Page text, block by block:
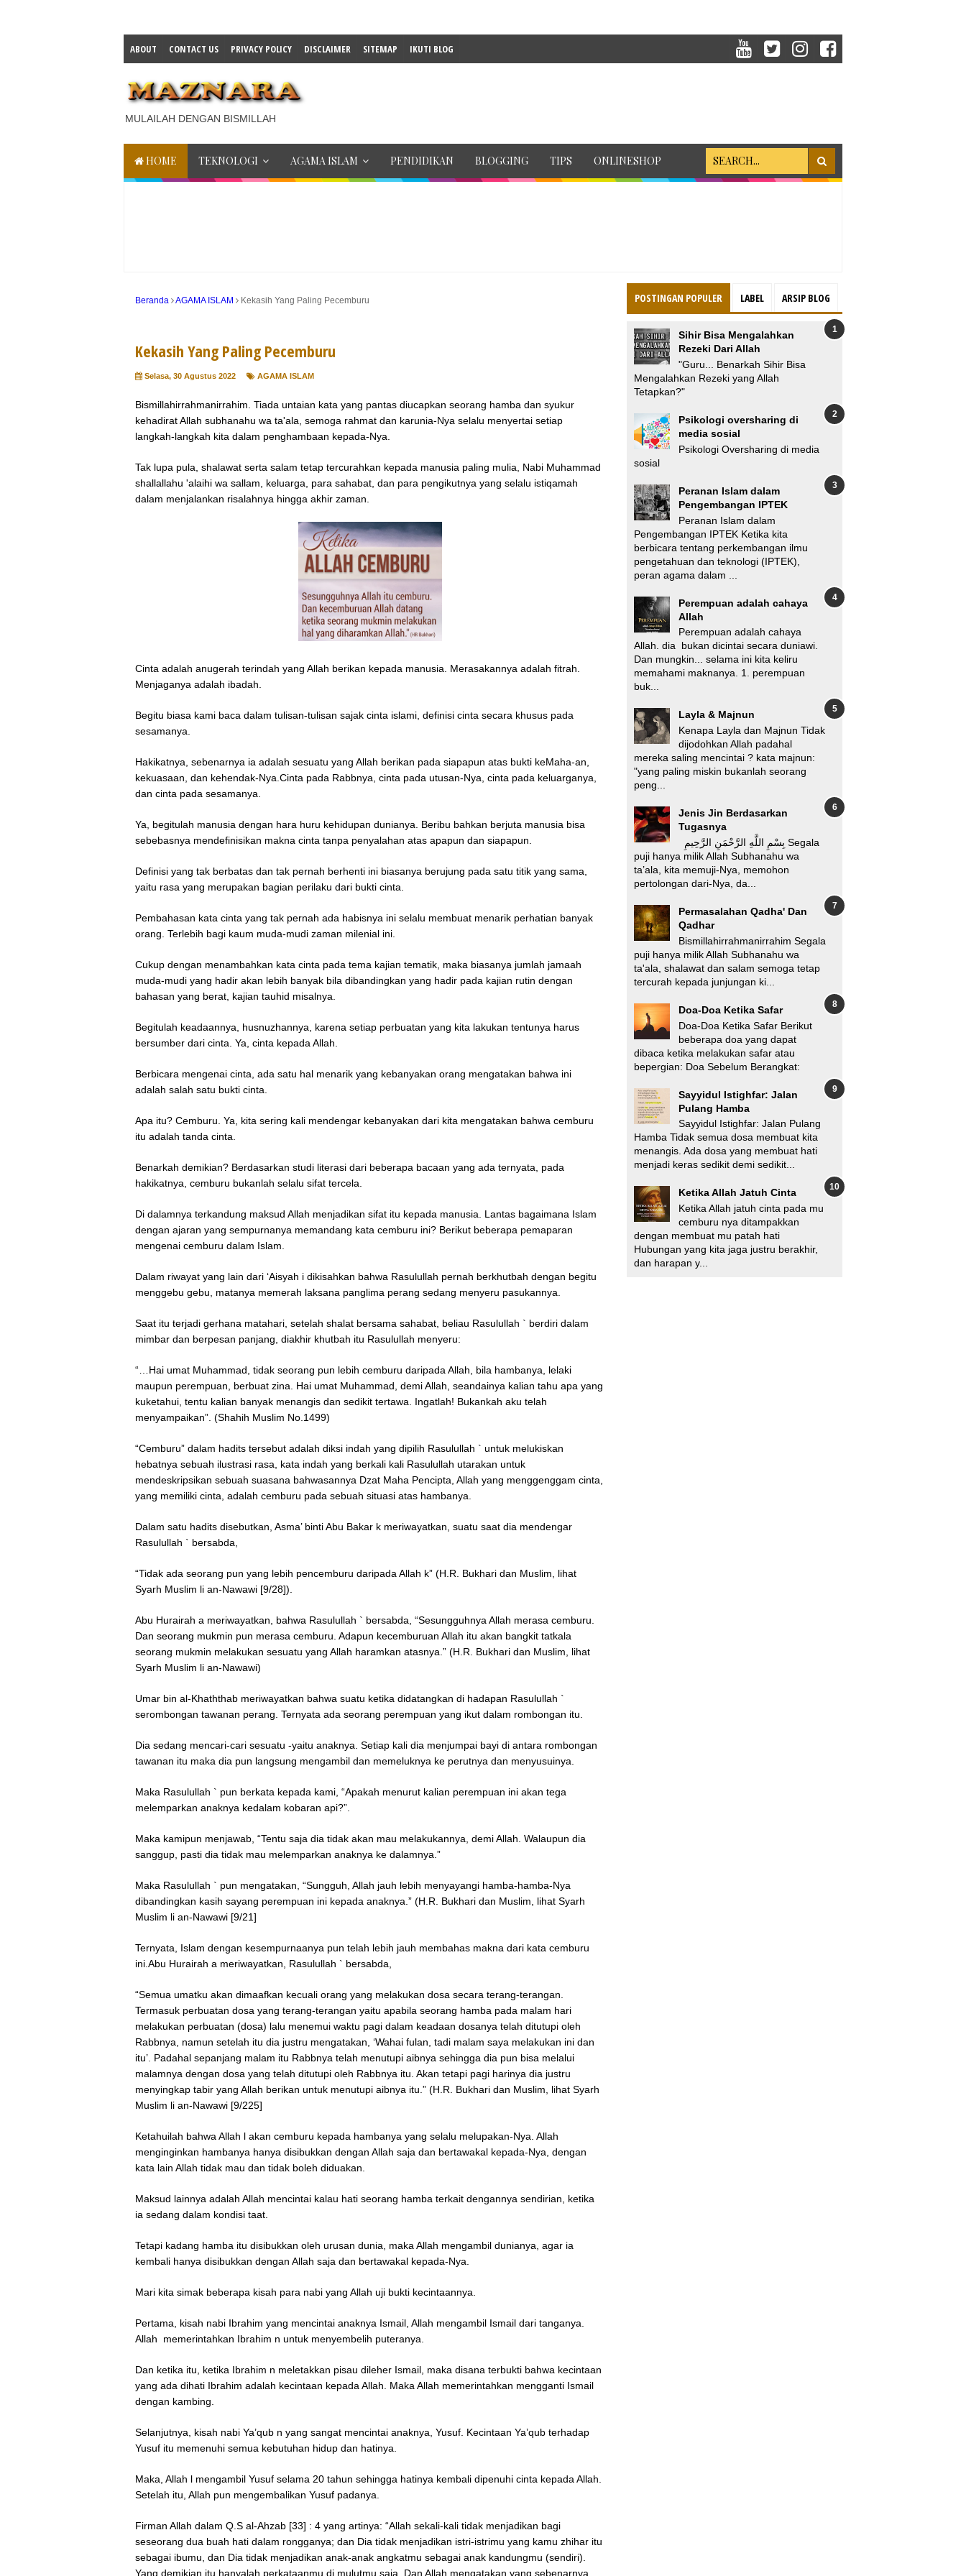
ABOUT CONTACT US PRIVACY POLICY DISCLAIMER SITEMAP IKUTI BLOG
MULAILAH DENGAN BISMILLAH
HOME TEKNOLOGI AGAMA ISLAM PENDIDIKAN BLOGGING TIPS ONLINESHOP
Beranda AGAMA ISLAM Kekasih Yang Paling Pecemburu
Kekasih Yang Paling Pecemburu
Selasa, 30 Agustus 2022 AGAMA ISLAM
Bismillahirrahmanirrahim. Tiada untaian kata yang pantas diucapkan seorang hamba dan syukur
kehadirat Allah subhanahu wa ta'ala, semoga rahmat dan karunia-Nya selalu menyertai setiap
langkah-langkah kita dalam penghambaan kepada-Nya.
Tak lupa pula, shalawat serta salam tetap tercurahkan kepada manusia paling mulia, Nabi Muhammad
shallallahu 'alaihi wa sallam, keluarga, para sahabat, dan para pengikutnya yang selalu istiqamah
dalam menjalankan risalahnya hingga akhir zaman.
Cinta adalah anugerah terindah yang Allah berikan kepada manusia. Merasakannya adalah fitrah.
Menjaganya adalah ibadah.
Begitu biasa kami baca dalam tulisan-tulisan sajak cinta islami, definisi cinta secara khusus pada
sesamanya.
Hakikatnya, sebenarnya ia adalah sesuatu yang Allah berikan pada siapapun atas bukti keMaha-an,
kekuasaan, dan kehendak-Nya.Cinta pada Rabbnya, cinta pada utusan-Nya, cinta pada keluarganya,
dan cinta pada sesamanya.
Ya, begitulah manusia dengan hara huru kehidupan dunianya. Beribu bahkan berjuta manusia bisa
sebebasnya mendefinisikan makna cinta tanpa penyalahan atas apapun dan siapapun.
Definisi yang tak berbatas dan tak pernah berhenti ini biasanya berujung pada satu titik yang sama,
yaitu rasa yang merupakan bagian perilaku dari bukti cinta.
Pembahasan kata cinta yang tak pernah ada habisnya ini selalu membuat menarik perhatian banyak
orang. Terlebih bagi kaum muda-mudi zaman milenial ini.
Cukup dengan menambahkan kata cinta pada tema kajian tematik, maka biasanya jumlah jamaah
muda-mudi yang hadir akan lebih banyak bila dibandingkan yang hadir pada kajian rutin dengan
bahasan yang berat, kajian tauhid misalnya.
Begitulah keadaannya, husnuzhannya, karena setiap perbuatan yang kita lakukan tentunya harus
bersumber dari cinta. Ya, cinta kepada Allah.
Berbicara mengenai cinta, ada satu hal menarik yang kebanyakan orang mengatakan bahwa ini
adalah salah satu bukti cinta.
Apa itu? Cemburu. Ya, kita sering kali mendengar kebanyakan dari kita mengatakan bahwa cemburu
itu adalah tanda cinta.
Benarkah demikian? Berdasarkan studi literasi dari beberapa bacaan yang ada ternyata, pada
hakikatnya, cemburu bukanlah selalu sifat tercela.
Di dalamnya terkandung maksud Allah menjadikan sifat itu kepada manusia. Lantas bagaimana Islam
dengan ajaran yang sempurnanya memandang kata cemburu ini? Berikut beberapa pemaparan
mengenai cemburu dalam Islam.
Dalam riwayat yang lain dari ‘Aisyah i dikisahkan bahwa Rasulullah pernah berkhutbah dengan begitu
menggebu gebu, matanya memerah laksana panglima perang sedang menyeru pasukannya.
Saat itu terjadi gerhana matahari, setelah shalat bersama sahabat, beliau Rasulullah ` berdiri dalam
mimbar dan berpesan panjang, diakhir khutbah itu Rasulullah menyeru:
“…Hai umat Muhammad, tidak seorang pun lebih cemburu daripada Allah, bila hambanya, lelaki
maupun perempuan, berbuat zina. Hai umat Muhammad, demi Allah, seandainya kalian tahu apa yang
kuketahui, tentu kalian banyak menangis dan sedikit tertawa. Ingatlah! Bukankah aku telah
menyampaikan”. (Shahih Muslim No.1499)
“Cemburu” dalam hadits tersebut adalah diksi indah yang dipilih Rasulullah ` untuk melukiskan
hebatnya sebuah ilustrasi rasa, kata indah yang berkali kali Rasulullah utarakan untuk
mendeskripsikan sebuah suasana bahwasannya Dzat Maha Pencipta, Allah yang menggenggam cinta,
yang memiliki cinta, adalah cemburu pada sebuah situasi atas hambanya.
Dalam satu hadits disebutkan, Asma’ binti Abu Bakar k meriwayatkan, suatu saat dia mendengar
Rasulullah ` bersabda,
“Tidak ada seorang pun yang lebih pencemburu daripada Allah k” (H.R. Bukhari dan Muslim, lihat
Syarh Muslim li an-Nawawi [9/28]).
Abu Hurairah a meriwayatkan, bahwa Rasulullah ` bersabda, “Sesungguhnya Allah merasa cemburu.
Dan seorang mukmin pun merasa cemburu. Adapun kecemburuan Allah itu akan bangkit tatkala
seorang mukmin melakukan sesuatu yang Allah haramkan atasnya.” (H.R. Bukhari dan Muslim, lihat
Syarh Muslim li an-Nawawi)
Umar bin al-Khaththab meriwayatkan bahwa suatu ketika didatangkan di hadapan Rasulullah `
serombongan tawanan perang. Ternyata ada seorang perempuan yang ikut dalam rombongan itu.
Dia sedang mencari-cari sesuatu -yaitu anaknya. Setiap kali dia menjumpai bayi di antara rombongan
tawanan itu maka dia pun langsung mengambil dan memeluknya ke perutnya dan menyusuinya.
Maka Rasulullah ` pun berkata kepada kami, “Apakah menurut kalian perempuan ini akan tega
melemparkan anaknya kedalam kobaran api?”.
Maka kamipun menjawab, “Tentu saja dia tidak akan mau melakukannya, demi Allah. Walaupun dia
sanggup, pasti dia tidak mau melemparkan anaknya ke dalamnya.”
Maka Rasulullah ` pun mengatakan, “Sungguh, Allah jauh lebih menyayangi hamba-hamba-Nya
dibandingkan kasih sayang perempuan ini kepada anaknya.” (H.R. Bukhari dan Muslim, lihat Syarh
Muslim li an-Nawawi [9/21]
Ternyata, Islam dengan kesempurnaanya pun telah lebih jauh membahas makna dari kata cemburu
ini.Abu Hurairah a meriwayatkan, Rasulullah ` bersabda,
“Semua umatku akan dimaafkan kecuali orang yang melakukan dosa secara terang-terangan.
Termasuk perbuatan dosa yang terang-terangan yaitu apabila seorang hamba pada malam hari
melakukan perbuatan (dosa) lalu menemui waktu pagi dalam keadaan dosanya telah ditutupi oleh
Rabbnya, namun setelah itu dia justru mengatakan, ‘Wahai fulan, tadi malam saya melakukan ini dan
itu’. Padahal sepanjang malam itu Rabbnya telah menutupi aibnya sehingga dia pun bisa melalui
malamnya dengan dosa yang telah ditutupi oleh Rabbnya itu. Akan tetapi pagi harinya dia justru
menyingkap tabir yang Allah berikan untuk menutupi aibnya itu.” (H.R. Bukhari dan Muslim, lihat Syarh
Muslim li an-Nawawi [9/225]
Ketahuilah bahwa Allah l akan cemburu kepada hambanya yang selalu melupakan-Nya. Allah
menginginkan hambanya hanya disibukkan dengan Allah saja dan bertawakal kepada-Nya, dengan
kata lain Allah tidak mau dan tidak boleh diduakan.
Maksud lainnya adalah Allah mencintai kalau hati seorang hamba terkait dengannya sendirian, ketika
ia sedang dalam kondisi taat.
Tetapi kadang hamba itu disibukkan oleh urusan dunia, maka Allah mengambil dunianya, agar ia
kembali hanya disibukkan dengan Allah saja dan bertawakal kepada-Nya.
Mari kita simak beberapa kisah para nabi yang Allah uji bukti kecintaannya.
Pertama, kisah nabi Ibrahim yang mencintai anaknya Ismail, Allah mengambil Ismail dari tanganya.
Allah memerintahkan Ibrahim n untuk menyembelih puteranya.
Dan ketika itu, ketika Ibrahim n meletakkan pisau dileher Ismail, maka disana terbukti bahwa kecintaan
yang ada dihati Ibrahim adalah kecintaan kepada Allah. Maka Allah memerintahkan mengganti Ismail
dengan kambing.
Selanjutnya, kisah nabi Ya’qub n yang sangat mencintai anaknya, Yusuf. Kecintaan Ya’qub terhadap
Yusuf itu memenuhi semua kebutuhan hidup dan hatinya.
Maka, Allah l mengambil Yusuf selama 20 tahun sehingga hatinya kembali dipenuhi cinta kepada Allah.
Setelah itu, Allah pun mengembalikan Yusuf padanya.
Firman Allah dalam Q.S al-Ahzab [33] : 4 yang artinya: “Allah sekali-kali tidak menjadikan bagi
seseorang dua buah hati dalam rongganya; dan Dia tidak menjadikan istri-istrimu yang kamu zhihar itu
sebagai ibumu, dan Dia tidak menjadikan anak-anak angkatmu sebagai anak kandungmu (sendiri).
Yang demikian itu hanyalah perkataanmu di mulutmu saja. Dan Allah mengatakan yang sebenarnya
POSTINGAN POPULER LABEL ARSIP BLOG
Sihir Bisa Mengalahkan
Rezeki Dari Allah
"Guru... Benarkah Sihir Bisa
Mengalahkan Rezeki yang Allah
Tetapkan?"
Psikologi oversharing di
media sosial
Psikologi Oversharing di media
sosial
Peranan Islam dalam
Pengembangan IPTEK
Peranan Islam dalam
Pengembangan IPTEK Ketika kita
berbicara tentang perkembangan ilmu
pengetahuan dan teknologi (IPTEK),
peran agama dalam ...
Perempuan adalah cahaya
Allah
Perempuan adalah cahaya
Allah. dia bukan dicintai secara duniawi.
Dan mungkin... selama ini kita keliru
memahami maknanya. 1. perempuan
buk...
Layla & Majnun
Kenapa Layla dan Majnun Tidak
dijodohkan Allah padahal
mereka saling mencintai ? kata majnun:
"yang paling miskin bukanlah seorang
peng...
Jenis Jin Berdasarkan
Tugasnya
puji hanya milik Allah Subhanahu wa
ta’ala, kita memuji-Nya, memohon
pertolongan dari-Nya, da...
Permasalahan Qadha' Dan
Qadhar
Bismillahirrahmanirrahim Segala
puji hanya milik Allah Subhanahu wa
ta'ala, shalawat dan salam semoga tetap
tercurah kepada junjungan ki...
Doa-Doa Ketika Safar
Doa-Doa Ketika Safar Berikut
beberapa doa yang dapat
dibaca ketika melakukan safar atau
bepergian: Doa Sebelum Berangkat:
Sayyidul Istighfar: Jalan
Pulang Hamba
Sayyidul Istighfar: Jalan Pulang
Hamba Tidak semua dosa membuat kita
menangis. Ada dosa yang membuat hati
menjadi keras sedikit demi sedikit...
Ketika Allah Jatuh Cinta
Ketika Allah jatuh cinta pada mu
cemburu nya ditampakkan
dengan membuat mu patah hati
Hubungan yang kita jaga justru berakhir,
dan harapan y...